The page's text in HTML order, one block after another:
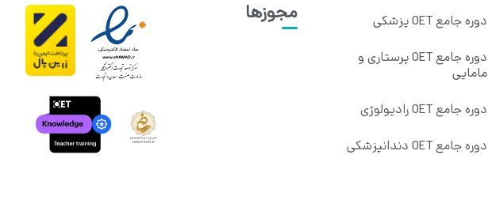
دوره جامع OET پزشکی
دوره جامع OET پرستاری و
مامایی
دوره جامع OET رادیولوژی
دوره جامع OET دندانپزشکی
مجوزها